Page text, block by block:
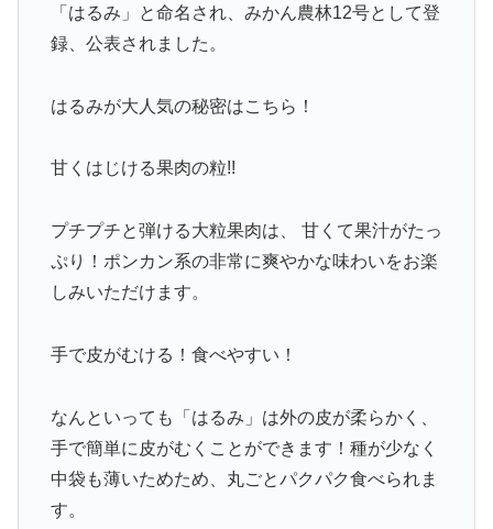
「はるみ」と命名され、みかん農林12号として登
録、公表されました。
はるみが大人気の秘密はこちら！
甘くはじける果肉の粒!!
プチプチと弾ける大粒果肉は、 甘くて果汁がたっ
ぷり！ポンカン系の非常に爽やかな味わいをお楽
しみいただけます。
手で皮がむける！食べやすい！
なんといっても「はるみ」は外の皮が柔らかく、
手で簡単に皮がむくことができます！種が少なく
中袋も薄いためため、丸ごとパクパク食べられま
す。